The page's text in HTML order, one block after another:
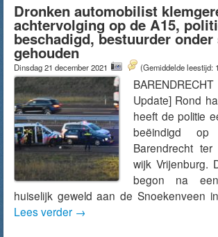
Dronken automobilist
achtervolging op de A15,
beschadigd, bestuurder
gehouden
Dinsdag 21 december 2021 (Gemiddelde leestijd:
Update] Rond
heeft de politie
beëindigd
Barendrecht
wijk Vrijenburg.
begon na
huiselijk geweld aan de Snoekenveen
Lees verder →